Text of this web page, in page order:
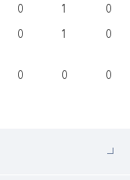
0 1 0
0 1 0
0 0 0